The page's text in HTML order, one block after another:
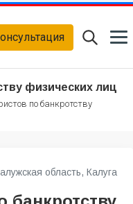
физических лиц
по банкротству
область, Калуга